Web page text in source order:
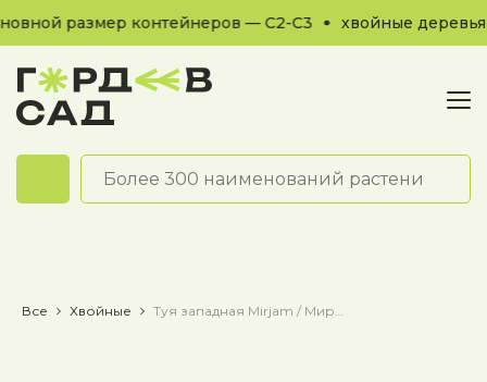
размер контейнеров — С2-С3 хвойные деревья
Обратный звонок
Все Хвойные Туя западная Mirjam / Мирьям